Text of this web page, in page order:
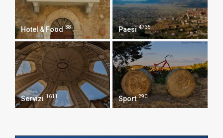
Hotel & Food 38 Paesi 4735
Servizi 1611 Sport 290